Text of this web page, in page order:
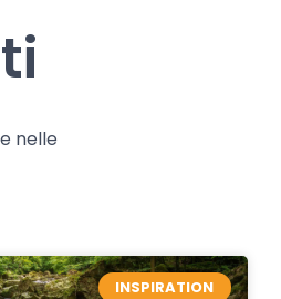
nelle
INSPIRATION